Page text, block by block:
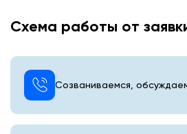
Схема работы от
Созваниваемся,